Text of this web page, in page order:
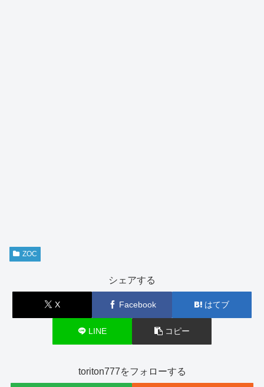
ZOC
シェアする
X Facebook はてブ
LINE コピー
toriton777をフォローする